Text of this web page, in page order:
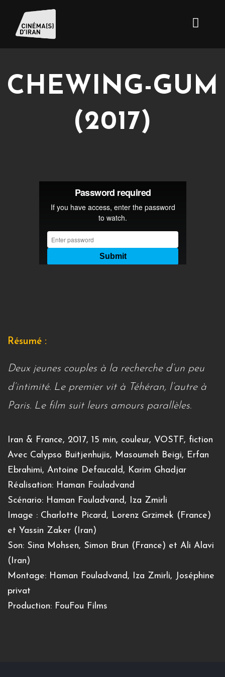
CHEWING-GUM
(2017)
Résumé :
Deux jeunes couples à la recherche d’un peu
d’intimité. Le premier vit à Téhéran, l’autre à
Paris. Le film suit leurs amours parallèles.
Iran & France, 2017, 15 min, couleur, VOSTF, fiction
Avec Calypso Buitjenhujis, Masoumeh Beigi, Erfan
Ebrahimi, Antoine Defaucald, Karim Ghadjar
Réalisation: Haman Fouladvand
Scénario: Haman Fouladvand, Iza Zmirli
Image : Charlotte Picard, Lorenz Grzimek (France)
et Yassin Zaker (Iran)
Son: Sina Mohsen, Simon Brun (France) et Ali Alavi
(Iran)
Montage: Haman Fouladvand, Iza Zmirli, Joséphine
privat
Production: FouFou Films